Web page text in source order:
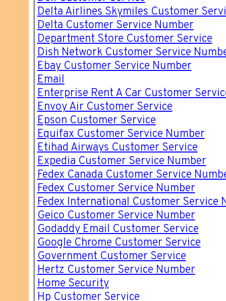
Delta Airlines Skymiles Customer
Delta Customer Service Number
Department Store Customer Service
Dish Network Customer Service
Ebay Customer Service Number
Email
Enterprise Rent A Car Customer
Envoy Air Customer Service
Epson Customer Service
Equifax Customer Service Number
Etihad Airways Customer Service
Expedia Customer Service Number
Fedex Canada Customer Service
Fedex Customer Service Number
Fedex International Customer Service
Geico Customer Service Number
Godaddy Email Customer Service
Google Chrome Customer Service
Government Customer Service
Hertz Customer Service Number
Home Security
Hp Customer Service